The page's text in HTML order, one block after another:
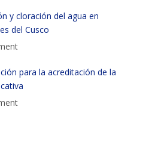
y cloración del agua en
del Cusco
para la acreditación de la